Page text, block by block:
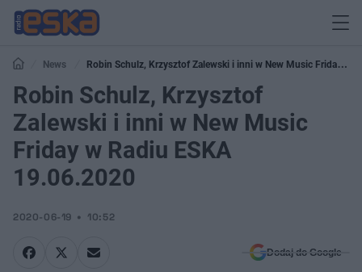
News
Robin Schulz, Krzysztof Zalewski i inni w New Music Friday w
Radiu ESKA 19.06.2020
Robin Schulz, Krzysztof
Zalewski i inni w New Music
Friday w Radiu ESKA
19.06.2020
2020-06-19 10:52
Dodaj do Google